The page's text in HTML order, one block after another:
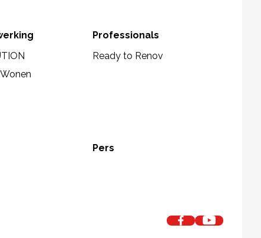
Professionals
Ready to Renov
Pers